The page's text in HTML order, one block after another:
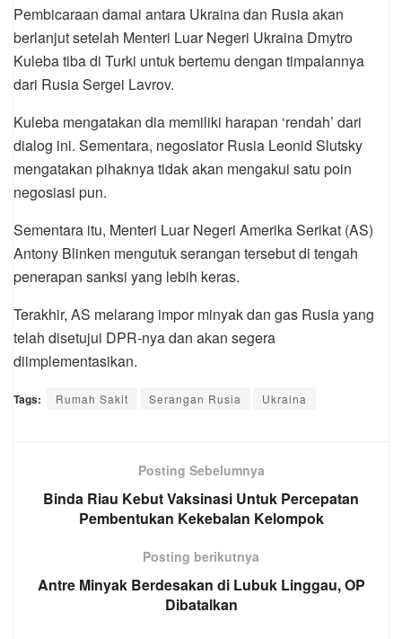
Pembicaraan damai antara Ukraina dan Rusia akan
berlanjut setelah Menteri Luar Negeri Ukraina Dmytro
Kuleba tiba di Turki untuk bertemu dengan timpalannya
dari Rusia Sergei Lavrov.
Kuleba mengatakan dia memiliki harapan ‘rendah’ dari
dialog ini. Sementara, negosiator Rusia Leonid Slutsky
mengatakan pihaknya tidak akan mengakui satu poin
negosiasi pun.
Sementara itu, Menteri Luar Negeri Amerika Serikat (AS)
Antony Blinken mengutuk serangan tersebut di tengah
penerapan sanksi yang lebih keras.
Terakhir, AS melarang impor minyak dan gas Rusia yang
telah disetujui DPR-nya dan akan segera
diimplementasikan.
Tags: Rumah Sakit Serangan Rusia Ukraina
Posting Sebelumnya
Binda Riau Kebut Vaksinasi Untuk Percepatan
Pembentukan Kekebalan Kelompok
Posting berikutnya
Antre Minyak Berdesakan di Lubuk Linggau, OP
Dibatalkan